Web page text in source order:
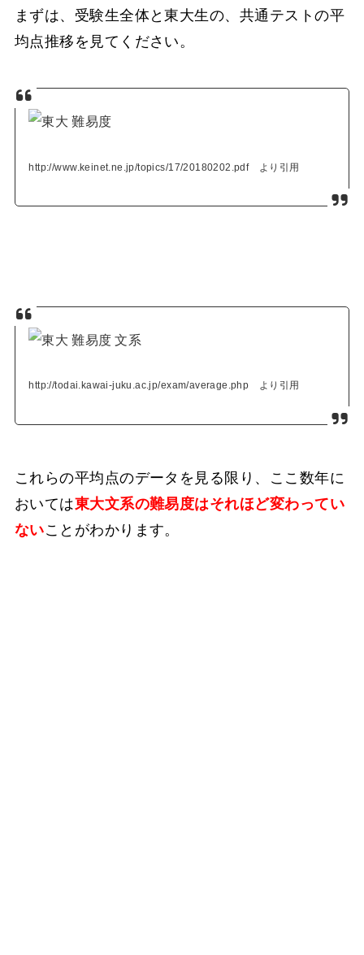
まずは、受験生全体と東大生の、共通テストの平
均点推移を見てください。
http://www.keinet.ne.jp/topics/17/20180202.pdf より引用
http://todai.kawai-juku.ac.jp/exam/average.php より引用
これらの平均点のデータを見る限り、ここ数年に
おいては東大文系の難易度はそれほど変わってい
ないことがわかります。